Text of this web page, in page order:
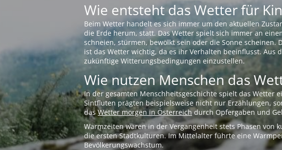
Wie entsteht das Wetter für
Beim Wetter handelt es sich immer um den aktuellen
die Erde herum, statt. Das Wetter spielt sich immer an
schneien, stürmen, bewölkt sein oder die Sonne
ist das Wetter wichtig, da es ihr Verhalten beeinflusst.
zukünftige Witterungsbedingungen einzustellen.
Wie nutzen Menschen das
In der gesamten Menschheitsgeschichte spielt das Wetter
Sintfluten prägten beispielsweise nicht nur Erzählungen,
dasWetter morgen in Österreichdurch Opfergaben und
Warmzeiten waren in der Vergangenheit stets Phasen
die ersten Stadtkulturen. Im Mittelalter führte eine
Bevölkerungswachstum.